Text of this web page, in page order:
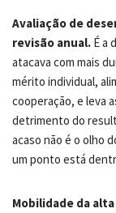
Avaliação de
revisão anual. É a
atacava com mais
mérito individual,
cooperação, e leva
detrimento do
acaso não é o olho
um ponto está
Mobilidade da